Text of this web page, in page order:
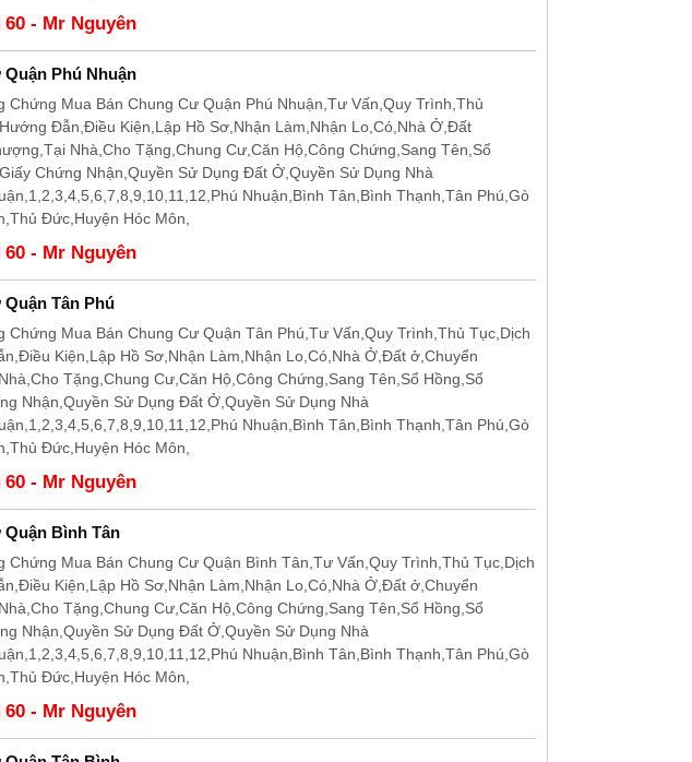
60 - Mr Nguyên
Phú Nhuận
Chứng Mua Bán Chung Cư Quận Phú Nhuận,Tư Vấn,Quy Trình,Thủ
Đẫn,Điều Kiện,Lập Hồ Sơ,Nhận Làm,Nhận Lo,Có,Nhà Ở,Đất
Nhà,Cho Tặng,Chung Cư,Căn Hộ,Công Chứng,Sang Tên,Sổ
Chứng Nhận,Quyền Sử Dụng Đất Ở,Quyền Sử Dụng Nhà
Nhuận,Bình Tân,Bình Thạnh,Tân Phú,Gò
Đức,Huyện Hóc Môn,
60 - Mr Nguyên
Tân Phú
Chứng Mua Bán Chung Cư Quận Tân Phú,Tư Vấn,Quy Trình,Thủ Tục,Dịch
Kiện,Lập Hồ Sơ,Nhận Làm,Nhận Lo,Có,Nhà Ở,Đất ở,Chuyển
Tặng,Chung Cư,Căn Hộ,Công Chứng,Sang Tên,Sổ Hồng,Sổ
Nhận,Quyền Sử Dụng Đất Ở,Quyền Sử Dụng Nhà
Nhuận,Bình Tân,Bình Thạnh,Tân Phú,Gò
Đức,Huyện Hóc Môn,
60 - Mr Nguyên
Bình Tân
Chứng Mua Bán Chung Cư Quận Bình Tân,Tư Vấn,Quy Trình,Thủ Tục,Dịch
Kiện,Lập Hồ Sơ,Nhận Làm,Nhận Lo,Có,Nhà Ở,Đất ở,Chuyển
Tặng,Chung Cư,Căn Hộ,Công Chứng,Sang Tên,Sổ Hồng,Sổ
Nhận,Quyền Sử Dụng Đất Ở,Quyền Sử Dụng Nhà
Nhuận,Bình Tân,Bình Thạnh,Tân Phú,Gò
Đức,Huyện Hóc Môn,
60 - Mr Nguyên